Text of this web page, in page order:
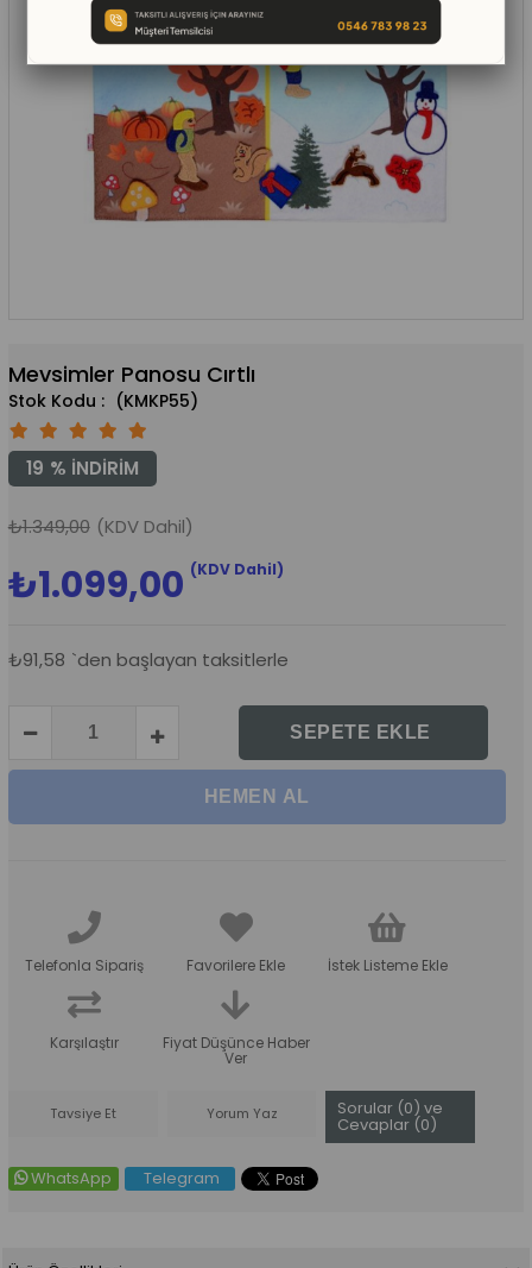
Mevsimler Panosu Cırtlı
(KMKP55)
%
19 İNDIRIM
₺1.349,00 (KDV Dahil)
₺1.099,00 (KDV Dahil)
₺91,58 `den başlayan taksitlerle
Telefonla Sipariş Favorilere Ekle İstek Listeme Ekle
Karşılaştır Fiyat Düşünce Haber
Ver
Tavsiye Et Yorum Yaz Sorular (0) ve
Cevaplar (0)
WhatsApp Telegram